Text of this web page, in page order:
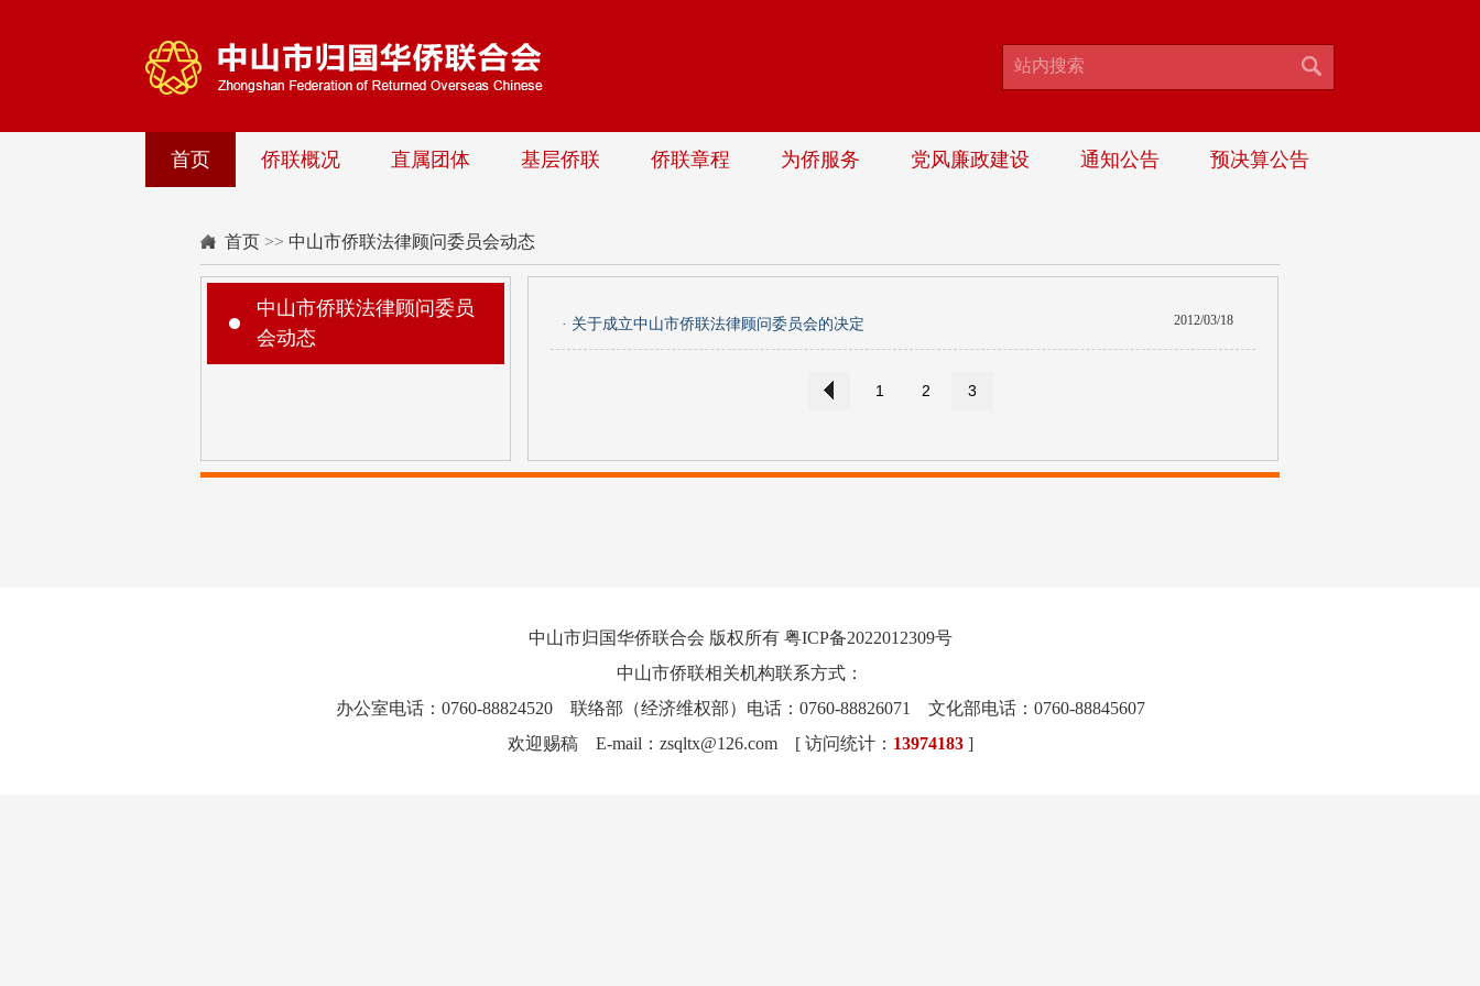
首页 侨联概况 直属团体 基层侨联 侨联章程 为侨服务 党风廉政建设 通知公告 预决算公告
首页 >> 中山市侨联法律顾问委员会动态
中山市侨联法律顾问委员
会动态
· 关于成立中山市侨联法律顾问委员会的决定 2012/03/18
1 2 3
中山市归国华侨联合会 版权所有 粤ICP备2022012309号
中山市侨联相关机构联系方式：
办公室电话：0760-88824520 联络部（经济维权部）电话：0760-88826071 文化部电话：0760-88845607
欢迎赐稿 E-mail： zsqltx@126.com[ 访问统计： 13974183]